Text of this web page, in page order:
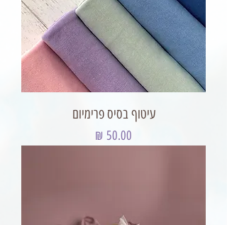
עיטוף בסיס פרימיום
מחיר